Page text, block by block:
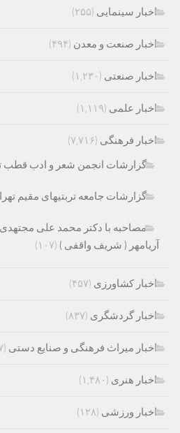
اخبار سینمایی (۲۵۵)
اخبار صنعت و معدن (۴۹۴)
اخبار صنعتی (۱,۲۳۰)
اخبار علمی (۱,۱۱۹)
اخبار فرهنگی (۷,۷۱۶)
گزارشات انجمن شعر و ادب قطب
گزارشات جامعه تربتیهای مقیم
مصاحبه با دکتر محمد علی مجتهدی
آریامهر ( شریف واقفی ) (۱۰۷)
اخبار کشاورزی (۴۵۷)
اخبار گردشگری (۸۳۷)
اخبار میراث فرهنگی و صنایع دستی (۱,۴۱۷)
اخبار هنری (۱,۴۸۰)
اخبار ورزشی (۱۲۸)